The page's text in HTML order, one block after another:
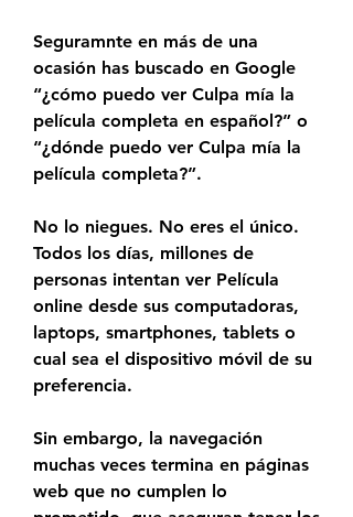
Seguramnte en más de una
ocasión has buscado en Google
“¿cómo puedo ver Culpa mía la
película completa en español?” o
“¿dónde puedo ver Culpa mía la
película completa?”.
No lo niegues. No eres el único.
Todos los días, millones de
personas intentan ver Película
online desde sus computadoras,
laptops, smartphones, tablets o
cual sea el dispositivo móvil de su
preferencia.
Sin embargo, la navegación
muchas veces termina en páginas
web que no cumplen lo